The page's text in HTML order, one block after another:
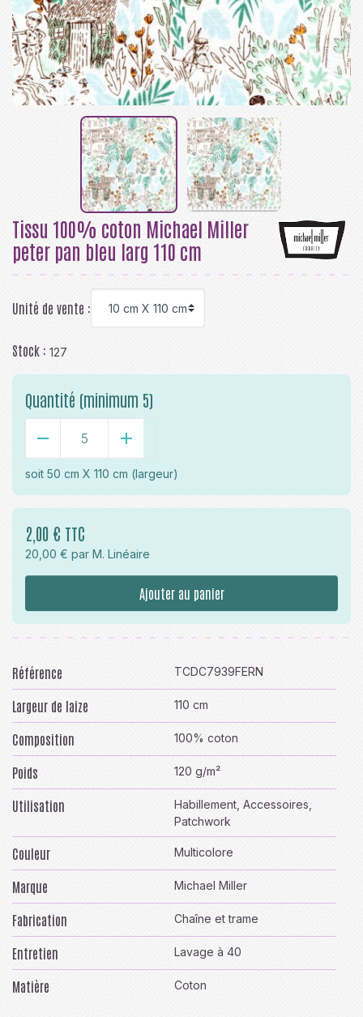
Tissu 100% coton Michael Miller
peter pan bleu larg 110 cm
Unité de vente :
Stock : 127
Quantité (minimum 5)
- +
soit 50 cm X 110 cm (largeur)
2,00 € TTC
20,00 € par M. Linéaire
Ajouter au panier
Référence TCDC7939FERN
Largeur de laize 110 cm
Composition 100% coton
Poids 120 g/m²
Utilisation
Habillement, Accessoires,
Patchwork
Couleur Multicolore
Marque Michael Miller
Fabrication Chaîne et trame
Entretien Lavage à 40
Matière Coton